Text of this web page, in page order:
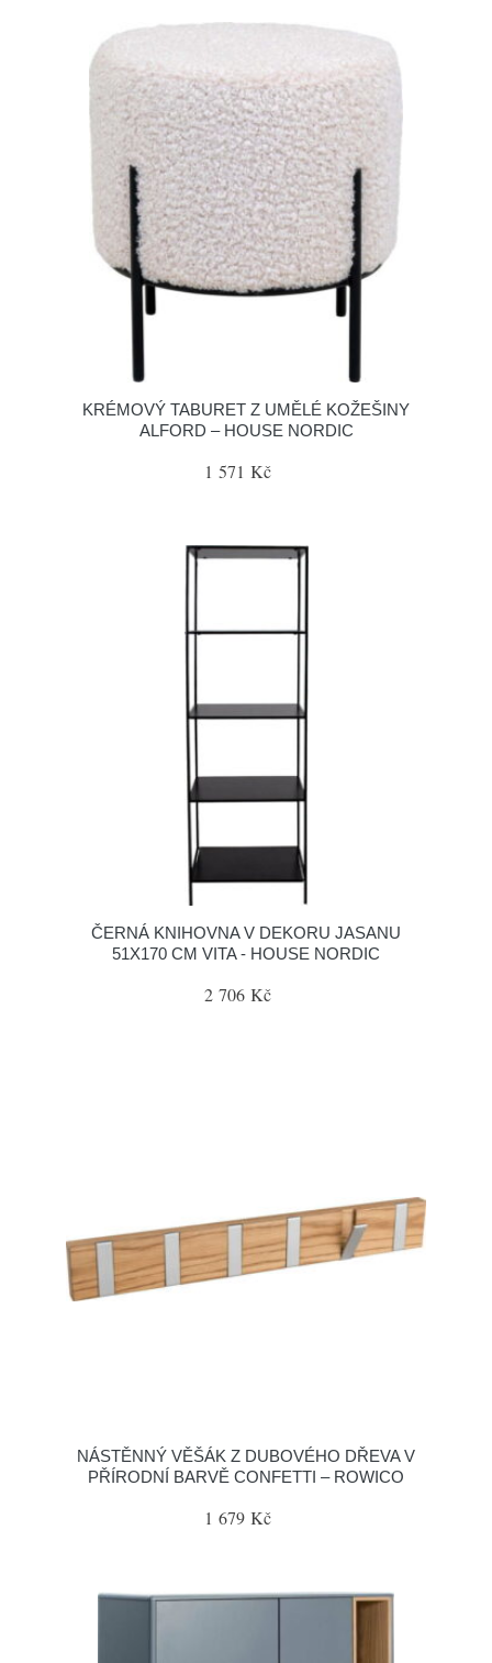
KRÉMOVÝ TABURET Z UMĚLÉ KOŽEŠINY
ALFORD – HOUSE NORDIC
1 571 Kč
ČERNÁ KNIHOVNA V DEKORU JASANU
51X170 CM VITA - HOUSE NORDIC
2 706 Kč
NÁSTĚNNÝ VĚŠÁK Z DUBOVÉHO DŘEVA V
PŘÍRODNÍ BARVĚ CONFETTI – ROWICO
1 679 Kč